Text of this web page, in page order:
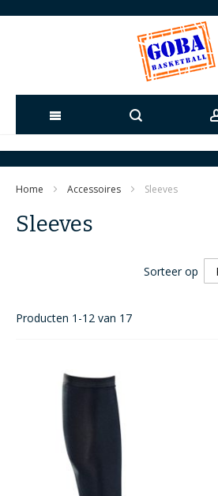
Ga
inhoud
Home Accessoires Sleeves
Sleeves
Producten 1 -12 van 17
Sorteer op